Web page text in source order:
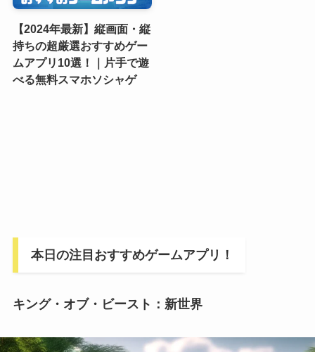
【2024年最新】縦画面・縦
持ちの超厳選おすすめゲー
ムアプリ10選！｜片手で遊
べる無料スマホソシャゲ
本日の注目おすすめゲームアプリ！
キング・オブ・ビースト：新世界